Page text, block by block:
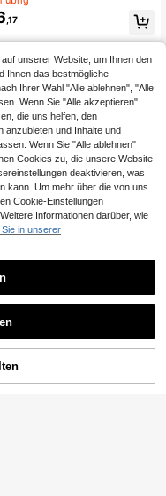
Material, geeignet für lä
Tragen im Frühling und Herb
,17
HINZUFÜGEN
unserer Website, um Ihnen den
Ihnen das bestmögliche
Ihrer Wahl "Alle ablehnen", "Alle
Wenn Sie "Alle akzeptieren"
die uns helfen, den
anzubieten und Inhalte und
Wenn Sie "Alle ablehnen"
Cookies zu, die unsere Website
deaktivieren, was
kann. Um mehr über die von uns
Cookie-Einstellungen
Informationen darüber, wie
Sie in unserer